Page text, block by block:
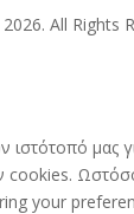
All Rights
μας
your